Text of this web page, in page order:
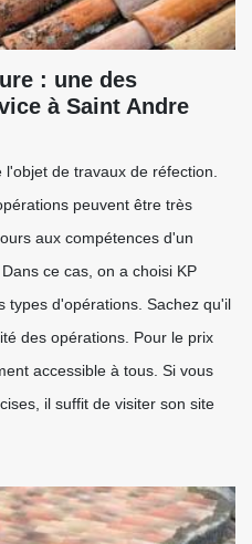
: une des
à Saint Andre
de travaux de réfection.
peuvent être très
aux compétences d'un
ce cas, on a choisi KP
types d'opérations. Sachez qu'il
des opérations. Pour le prix
accessible à tous. Si vous
il suffit de visiter son site